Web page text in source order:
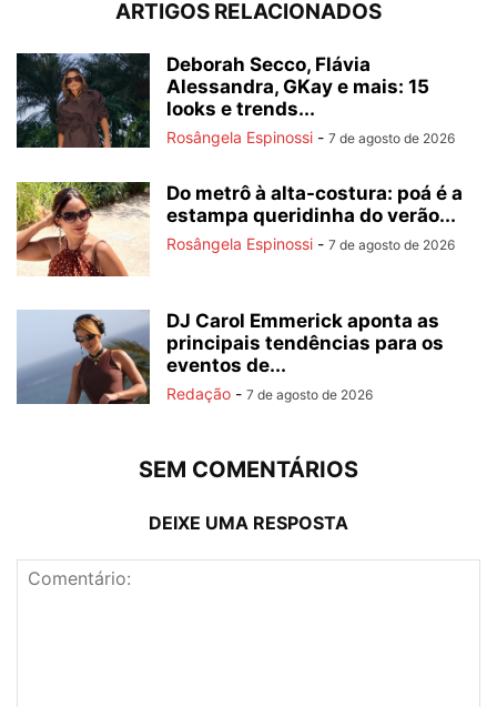
ARTIGOS RELACIONADOS
Deborah Secco, Flávia
Alessandra, GKay e mais: 15
looks e trends...
Rosângela Espinossi - 7 de agosto de 2026
Do metrô à alta-costura: poá é a
estampa queridinha do verão...
Rosângela Espinossi - 7 de agosto de 2026
DJ Carol Emmerick aponta as
principais tendências para os
eventos de...
Redação - 7 de agosto de 2026
SEM COMENTÁRIOS
DEIXE UMA RESPOSTA